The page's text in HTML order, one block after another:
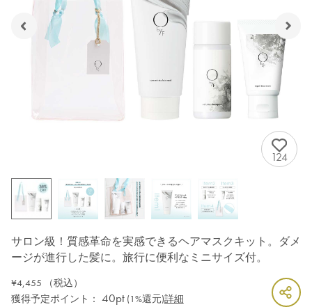
124
サロン級！質感革命を実感できるヘアマスクキット。ダメ
ージが進行した髪に。旅行に便利なミニサイズ付。
¥4,455 （税込）
獲得予定ポイント： 40pt (1%還元)詳細